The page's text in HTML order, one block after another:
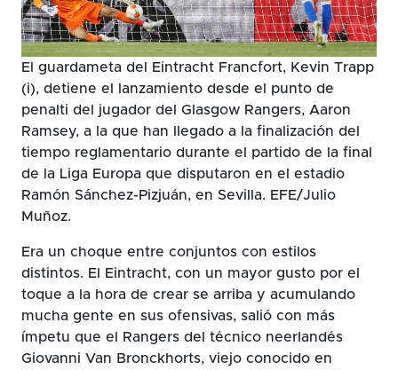
El guardameta del Eintracht Francfort, Kevin Trapp
(i), detiene el lanzamiento desde el punto de
penalti del jugador del Glasgow Rangers, Aaron
Ramsey, a la que han llegado a la finalización del
tiempo reglamentario durante el partido de la final
de la Liga Europa que disputaron en el estadio
Ramón Sánchez-Pizjuán, en Sevilla. EFE/Julio
Muñoz.
Era un choque entre conjuntos con estilos
distintos. El Eintracht, con un mayor gusto por el
toque a la hora de crear se arriba y acumulando
mucha gente en sus ofensivas, salió con más
ímpetu que el Rangers del técnico neerlandés
Giovanni Van Bronckhorts, viejo conocido en